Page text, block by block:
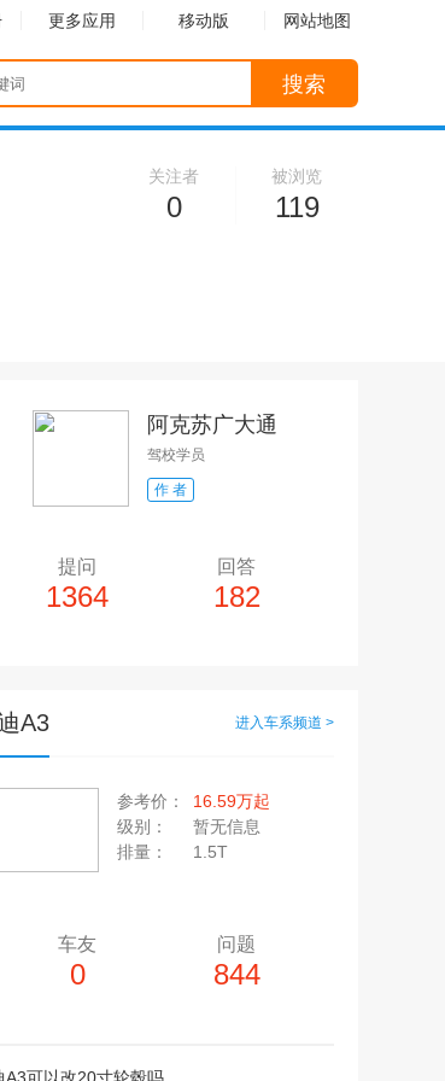
更多应用 移动版 网站地图
搜索
被浏览
119
关注者
0
阿克苏广大通
驾校学员
作 者
提问
1364
回答
182
A3 进入车系频道 >
参考价：
16.59万起
级别：
暂无信息
排量：
1.5T
车友
0
问题
844
单个视频小于200M